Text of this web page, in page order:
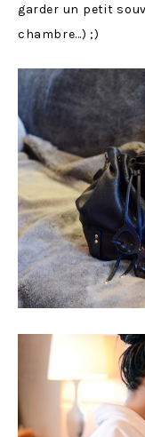
garder un petit
chambre…) ;)